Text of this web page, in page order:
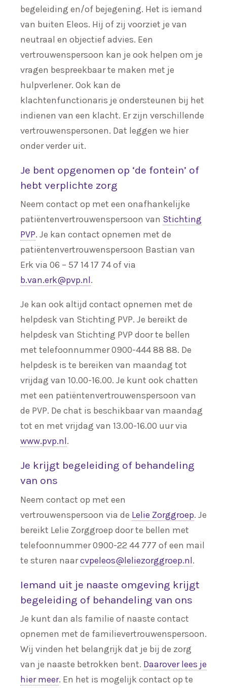
begeleiding en/of bejegening. Het is iemand
van buiten Eleos. Hij of zij voorziet je van
neutraal en objectief advies. Een
vertrouwenspersoon kan je ook helpen om je
vragen bespreekbaar te maken met je
hulpverlener. Ook kan de
klachtenfunctionaris je ondersteunen bij het
indienen van een klacht. Er zijn verschillende
vertrouwenspersonen. Dat leggen we hier
onder verder uit.
Je bent opgenomen op ‘de fontein’ of
hebt verplichte zorg
Neem contact op met een onafhankelijke
patiëntenvertrouwenspersoon van Stichting
PVP. Je kan contact opnemen met de
patiëntenvertrouwenspersoon Bastian van
Erk via 06 – 57 14 17 74 of via
b.van.erk@pvp.nl.
Je kan ook altijd contact opnemen met de
helpdesk van Stichting PVP. Je bereikt de
helpdesk van Stichting PVP door te bellen
met telefoonnummer 0900-444 88 88. De
helpdesk is te bereiken van maandag tot
vrijdag van 10.00-16.00. Je kunt ook chatten
met een patiëntenvertrouwenspersoon van
de PVP. De chat is beschikbaar van maandag
tot en met vrijdag van 13.00-16.00 uur via
www.pvp.nl.
Je krijgt begeleiding of behandeling
van ons
Neem contact op met een
vertrouwenspersoon via de Lelie Zorggroep. Je
bereikt Lelie Zorggroep door te bellen met
telefoonnummer 0900-22 44 777 of een mail
te sturen naarcvpeleos@leliezorggroep.nl.
Iemand uit je naaste omgeving krijgt
begeleiding of behandeling van ons
Je kunt dan als familie of naaste contact
opnemen met de familievertrouwenspersoon.
Wij vinden het belangrijk dat je bij de zorg
van je naaste betrokken bent. Daarover lees je
hier meer. En het is mogelijk contact op te